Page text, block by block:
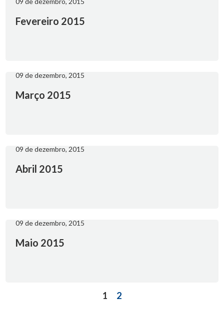
Fevereiro 2015
09 de dezembro, 2015
Março 2015
09 de dezembro, 2015
Abril 2015
09 de dezembro, 2015
Maio 2015
1 2